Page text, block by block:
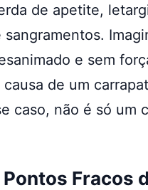
de apetite,
e sem
de um
caso, não é só um
Fracos